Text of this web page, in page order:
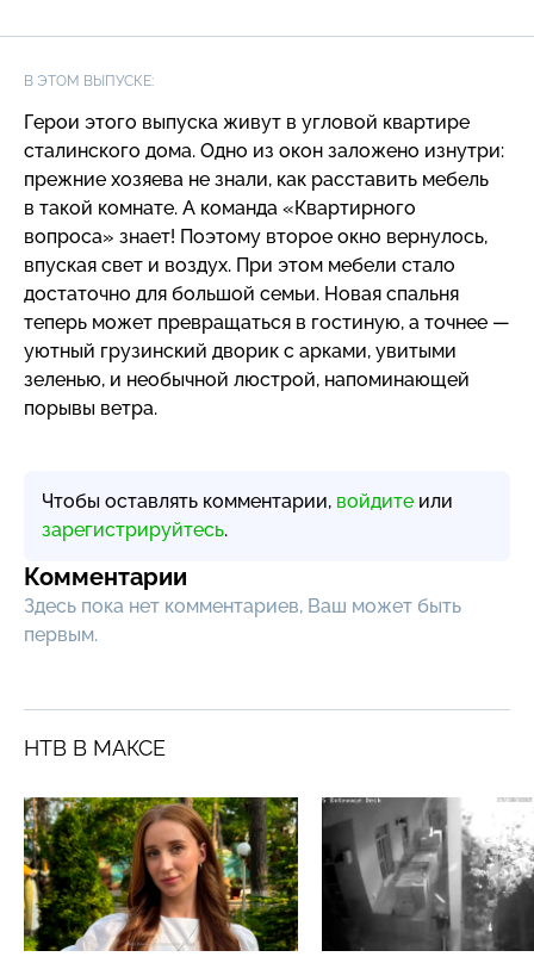
В ЭТОМ ВЫПУСКЕ:
Герои этого выпуска живут в угловой квартире
сталинского дома. Одно из окон заложено изнутри:
прежние хозяева не знали, как расставить мебель
в такой комнате. А команда «Квартирного
вопроса» знает! Поэтому второе окно вернулось,
впуская свет и воздух. При этом мебели стало
достаточно для большой семьи. Новая спальня
теперь может превращаться в гостиную, а точнее —
уютный грузинский дворик с арками, увитыми
зеленью, и необычной люстрой, напоминающей
порывы ветра.
Чтобы оставлять комментарии, войдите или
зарегистрируйтесь.
Комментарии
Здесь пока нет комментариев, Ваш может быть
первым.
НТВ В МАКСЕ